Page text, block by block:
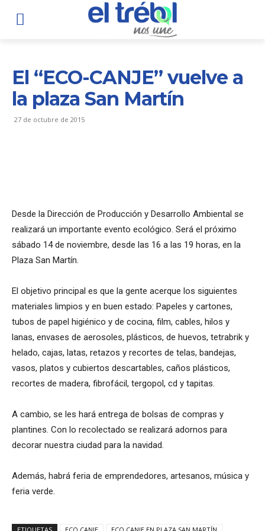
El “ECO-CANJE” vuelve a
la plaza San Martín
27 de octubre de 2015
Desde la Dirección de Producción y Desarrollo Ambiental se
realizará un importante evento ecológico. Será el próximo
sábado 14 de noviembre, desde las 16 a las 19 horas, en la
Plaza San Martín.
El objetivo principal es que la gente acerque los siguientes
materiales limpios y en buen estado: Papeles y cartones,
tubos de papel higiénico y de cocina, film, cables, hilos y
lanas, envases de aerosoles, plásticos, de huevos, tetrabrik y
helado, cajas, latas, retazos y recortes de telas, bandejas,
vasos, platos y cubiertos descartables, caños plásticos,
recortes de madera, fibrofácil, tergopol, cd y tapitas.
A cambio, se les hará entrega de bolsas de compras y
plantines. Con lo recolectado se realizará adornos para
decorar nuestra ciudad para la navidad.
Además, habrá feria de emprendedores, artesanos, música y
feria verde.